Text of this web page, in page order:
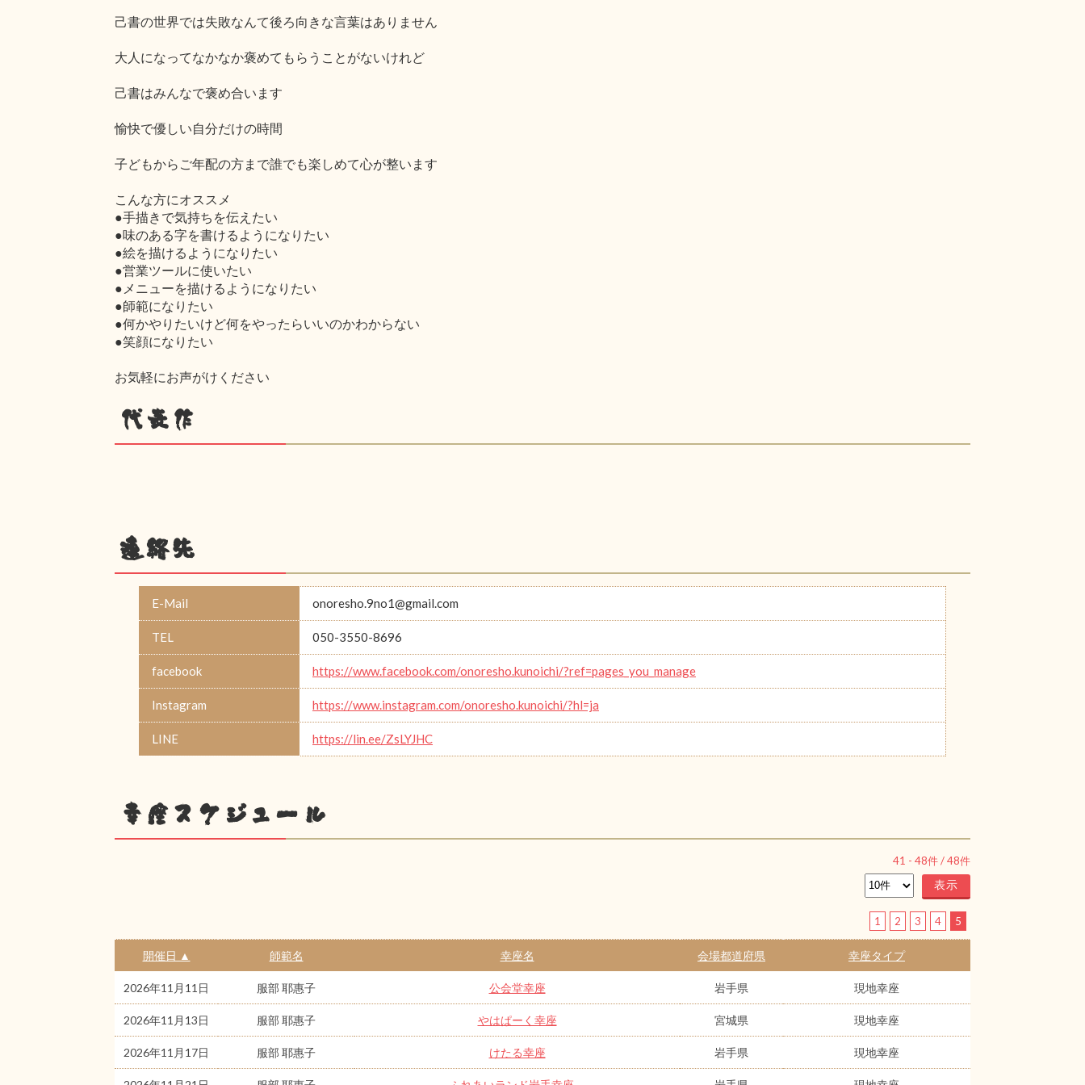
己書の世界では失敗なんて後ろ向きな言葉はありません
大人になってなかなか褒めてもらうことがないけれど
己書はみんなで褒め合います
愉快で優しい自分だけの時間
子どもからご年配の方まで誰でも楽しめて心が整います
こんな方にオススメ
●手描きで気持ちを伝えたい
●味のある字を書けるようになりたい
●絵を描けるようになりたい
●営業ツールに使いたい
●メニューを描けるようになりたい
●師範になりたい
●何かやりたいけど何をやったらいいのかわからない
●笑顔になりたい
お気軽にお声がけください
代表作
連絡先
E-Mail onoresho.9no1@gmail.com
TEL 050-3550-8696
facebook https://www.facebook.com/onoresho.kunoichi/?ref=pages_you_manage
Instagram https://www.instagram.com/onoresho.kunoichi/?hl=ja
LINE https://lin.ee/ZsLYJHC
幸座スケジュール
41 - 48件 /48件
1 2 3 4 5
開催日 ▲ 師範名 幸座名 会場都道府県 幸座タイプ
2026年11月11日 服部 耶惠子 公会堂幸座 岩手県 現地幸座
2026年11月13日 服部 耶惠子 やはぱーく幸座 宮城県 現地幸座
2026年11月17日 服部 耶惠子 けたる幸座 岩手県 現地幸座